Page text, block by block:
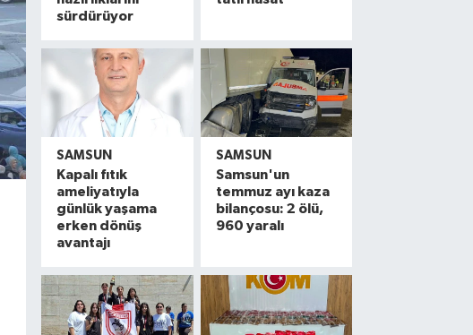
sürdürüyor
SAMSUN
Kapalı fıtık
ameliyatıyla
günlük yaşama
erken dönüş
avantajı
SAMSUN
Samsun'un
temmuz ayı kaza
bilançosu: 2 ölü,
960 yaralı